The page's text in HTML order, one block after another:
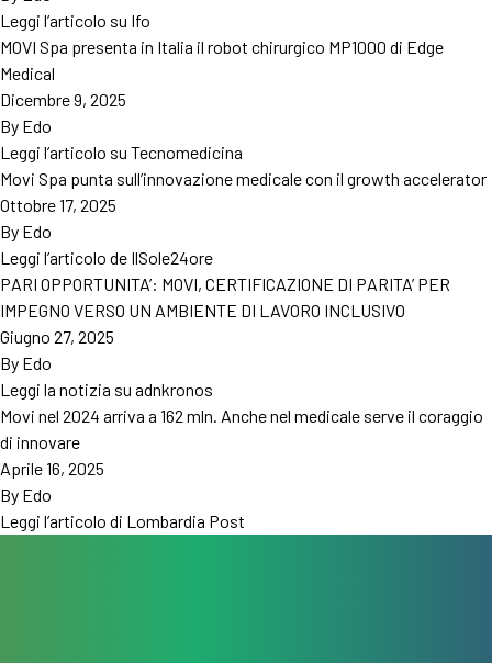
Leggi l’articolo su Ifo
MOVI Spa presenta in Italia il robot chirurgico MP1000 di Edge
Medical
Dicembre 9, 2025
By Edo
Leggi l’articolo su Tecnomedicina
Movi Spa punta sull’innovazione medicale con il growth accelerator
Ottobre 17, 2025
By Edo
Leggi l’articolo de IlSole24ore
PARI OPPORTUNITA’: MOVI, CERTIFICAZIONE DI PARITA’ PER
IMPEGNO VERSO UN AMBIENTE DI LAVORO INCLUSIVO
Giugno 27, 2025
By Edo
Leggi la notizia su adnkronos
Movi nel 2024 arriva a 162 mln. Anche nel medicale serve il coraggio
di innovare
Aprile 16, 2025
By Edo
Leggi l’articolo di Lombardia Post